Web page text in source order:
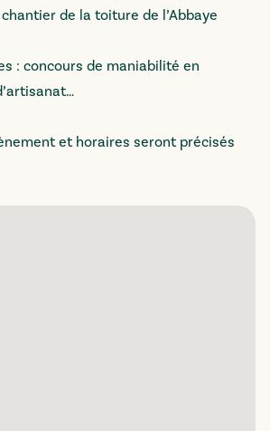
de la toiture de l’Abbaye
: concours de maniabilité en
et horaires seront précisés